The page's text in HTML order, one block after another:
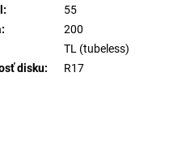
:
55
:
200
TL (tubeless)
disku: R17